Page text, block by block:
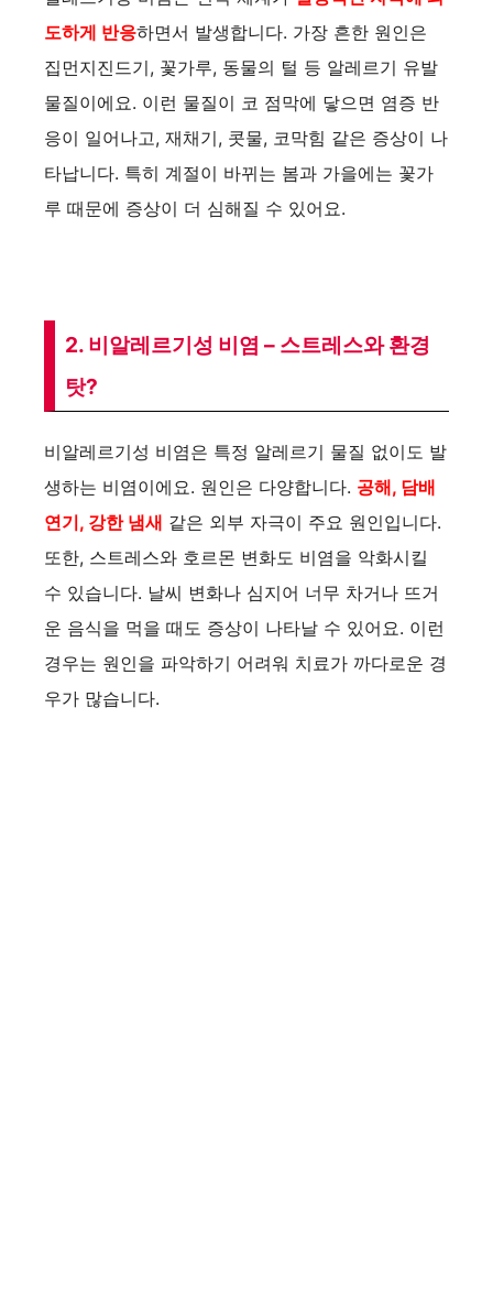
도하게 반응하면서 발생합니다. 가장 흔한 원인은
집먼지진드기, 꽃가루, 동물의 털 등 알레르기 유발
물질이에요. 이런 물질이 코 점막에 닿으면 염증 반
응이 일어나고, 재채기, 콧물, 코막힘 같은 증상이 나
타납니다. 특히 계절이 바뀌는 봄과 가을에는 꽃가
루 때문에 증상이 더 심해질 수 있어요.
2. 비알레르기성 비염 – 스트레스와 환경
탓?
비알레르기성 비염은 특정 알레르기 물질 없이도 발
생하는 비염이에요. 원인은 다양합니다. 공해, 담배
연기, 강한 냄새 같은 외부 자극이 주요 원인입니다.
또한, 스트레스와 호르몬 변화도 비염을 악화시킬
수 있습니다. 날씨 변화나 심지어 너무 차거나 뜨거
운 음식을 먹을 때도 증상이 나타날 수 있어요. 이런
경우는 원인을 파악하기 어려워 치료가 까다로운 경
우가 많습니다.